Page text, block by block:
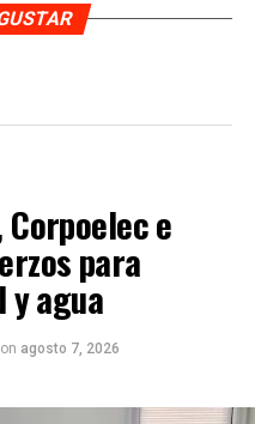
Corpoelec e
para
agua
on agosto 7, 2026